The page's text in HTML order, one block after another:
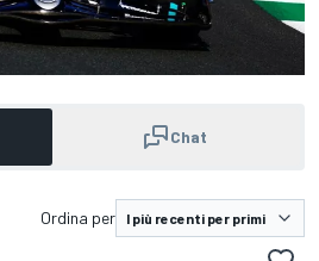
Chat
Ordina per